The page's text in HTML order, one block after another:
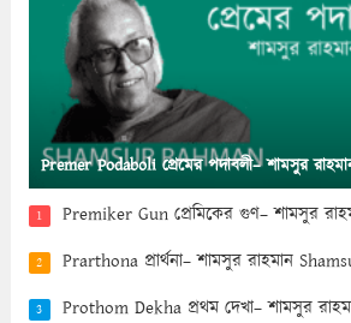
Premer Podaboli প্রেমের পদাবলী– শামসুর
1 Premiker Gun প্রেমিকের গুণ– শামসুর
2 Prarthona প্রার্থনা– শামসুর রাহমান
3 Prothom Dekha প্রথম দেখা– শামসুর